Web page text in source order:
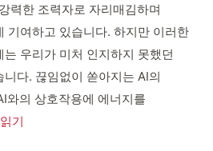
력한 조력자로 자리매김하며
기여하고 있습니다. 하지만 이러한
우리가 미처 인지하지 못했던
다. 끊임없이 쏟아지는 AI의
와의 상호작용에 에너지를
기